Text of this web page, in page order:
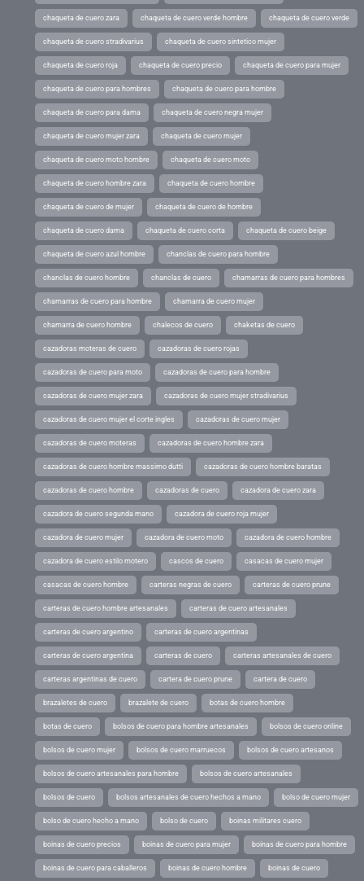
chaqueta de cuero zara chaqueta de cuero verde hombre chaqueta de cuero verde
chaqueta de cuero stradivarius chaqueta de cuero sintetico mujer
chaqueta de cuero roja chaqueta de cuero precio chaqueta de cuero para mujer
chaqueta de cuero para hombres chaqueta de cuero para hombre
chaqueta de cuero para dama chaqueta de cuero negra mujer
chaqueta de cuero mujer zara chaqueta de cuero mujer
chaqueta de cuero moto hombre chaqueta de cuero moto
chaqueta de cuero hombre zara chaqueta de cuero hombre
chaqueta de cuero de mujer chaqueta de cuero de hombre
chaqueta de cuero dama chaqueta de cuero corta chaqueta de cuero beige
chaqueta de cuero azul hombre chanclas de cuero para hombre
chanclas de cuero hombre chanclas de cuero chamarras de cuero para hombres
chamarras de cuero para hombre chamarra de cuero mujer
chamarra de cuero hombre chalecos de cuero chaketas de cuero
cazadoras moteras de cuero cazadoras de cuero rojas
cazadoras de cuero para moto cazadoras de cuero para hombre
cazadoras de cuero mujer zara cazadoras de cuero mujer stradivarius
cazadoras de cuero mujer el corte ingles cazadoras de cuero mujer
cazadoras de cuero moteras cazadoras de cuero hombre zara
cazadoras de cuero hombre massimo dutti cazadoras de cuero hombre baratas
cazadoras de cuero hombre cazadoras de cuero cazadora de cuero zara
cazadora de cuero segunda mano cazadora de cuero roja mujer
cazadora de cuero mujer cazadora de cuero moto cazadora de cuero hombre
cazadora de cuero estilo motero cascos de cuero casacas de cuero mujer
casacas de cuero hombre carteras negras de cuero carteras de cuero prune
carteras de cuero hombre artesanales carteras de cuero artesanales
carteras de cuero argentino carteras de cuero argentinas
carteras de cuero argentina carteras de cuero carteras artesanales de cuero
carteras argentinas de cuero cartera de cuero prune cartera de cuero
brazaletes de cuero brazalete de cuero botas de cuero hombre
botas de cuero bolsos de cuero para hombre artesanales bolsos de cuero online
bolsos de cuero mujer bolsos de cuero marruecos bolsos de cuero artesanos
bolsos de cuero artesanales para hombre bolsos de cuero artesanales
bolsos de cuero bolsos artesanales de cuero hechos a mano bolso de cuero mujer
bolso de cuero hecho a mano bolso de cuero boinas militares cuero
boinas de cuero precios boinas de cuero para mujer boinas de cuero para hombre
boinas de cuero para caballeros boinas de cuero hombre boinas de cuero